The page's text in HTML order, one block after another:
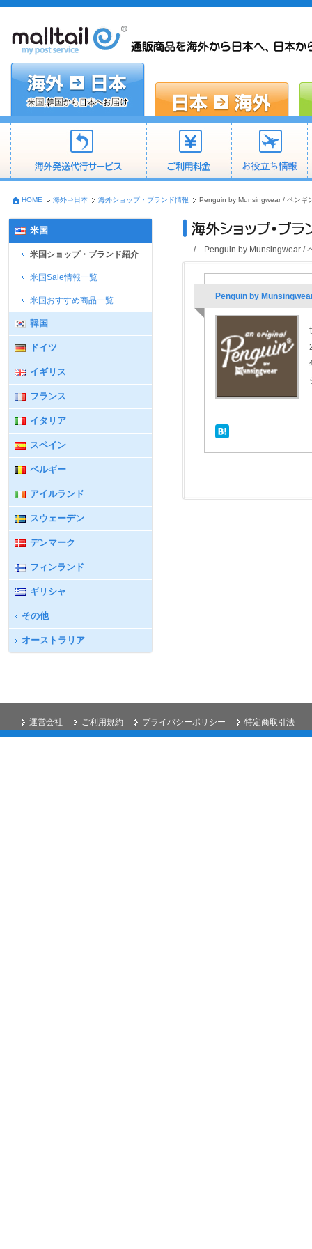
HOME 海外⇒日本 海外ショップ・ブランド情報 Penguin by Munsingwear / ペンギ
米国
米国ショップ・ブランド紹介
米国Sale情報一覧
米国おすすめ商品一覧
韓国
ドイツ
イギリス
フランス
イタリア
スペイン
ベルギー
アイルランド
スウェーデン
デンマーク
フィンランド
ギリシャ
その他
オーストラリア
/ Penguin by Munsingwear /
Penguin by
特定商取引法
プライバシーポリシー
ご利用規約
運営会社